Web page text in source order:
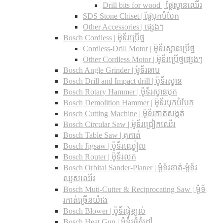
Drill bits for wood |​ ផ្លែស្វានឈើរ
SDS Stone Chiset |​ ផ្លែបុកបំបែក
Other Accessories | ផ្សេងៗ
Bosch Cordless | ម៉ូទ័រប្រើថ្ម
Cordless-Drill Motor | ម៉ូទ័រស្វានប្រើថ្ម
Other Cordless Motor | ម៉ូទ័រប្រើថ្មផ្សេងៗ
Bosch Angle Grinder | ម៉ូទ័រឆាប
Bosch Drill and Impact drill | ម៉ូទ័រស្វាន
Bosch Rotary Hammer | ម៉ូទ័រស្វានបុក
Bosch Demolition Hammer | ម៉ូទ័របុកបំបែក
Bosch Cutting Machine | ម៉ូទ័រកាត់សង្កត់
Bosch Circular Saw | ម៉ូទ័រជ្រៀកឈើរ
Bosch Table Saw | តុកាត់
Bosch Jigsaw | ម៉ូទ័រឈ្វៀល
Bosch Router | ម៉ូទ័រលក
Bosch Orbital Sander-Planer​ | ម៉ូទ័រខាត់-ម៉ូទ័រ
ឈូសឈើរ
Bosch Muti-Cutter & Reciprocating Saw​ | ម៉ូទ័
រកាត់ច្រើនយ៉ាង
Bosch Blower | ម៉ូទ័រផ្លុំខ្យល់